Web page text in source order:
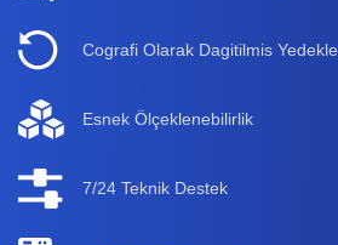
Cografi Olarak Dagitilmis
Esnek Ölçeklenebilirlik
7/24 Teknik Destek